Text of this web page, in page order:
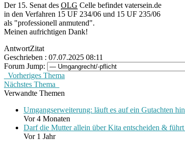
Der 15. Senat des OLG Celle befindet vatersein.de
in den Verfahren 15 UF 234/06 und 15 UF 235/06
als "professionell anmutend".
Meinen aufrichtigen Dank!
AntwortZitat
Geschrieben : 07.07.2025 08:11
Forum Jump:
Vorheriges Thema
Nächstes Thema
Verwandte Themen
Umgangserweiterung: läuft es auf ein Gutachten
Vor 4 Monaten
Darf die Mutter allein über Kita entscheiden &
Vor 1 Jahr